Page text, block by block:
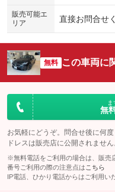
販売可能エ
リア
直接お問合せ
無料 この車両に
無
お気軽にどうぞ。問合せ後に何
ドレスは販売店に公開されません
※無料電話をご利用の場合は、販売
番号ご利用の際の注意点は こちら
IP電話、ひかり電話からはご利用い